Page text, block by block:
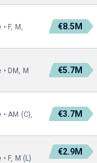
F, M,
€8.5M
DM, M
€5.7M
AM (C),
€3.7M
F, M (L)
€2.9M